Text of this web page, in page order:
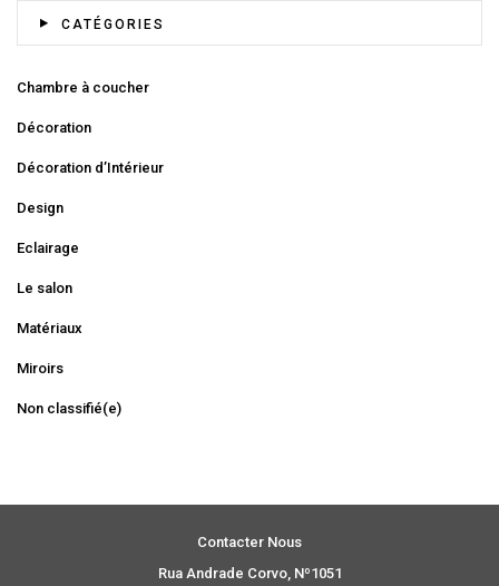
CATÉGORIES
Chambre à coucher
Décoration
Décoration d’Intérieur
Design
Eclairage
Le salon
Matériaux
Miroirs
Non classifié(e)
Contacter Nous
Rua Andrade Corvo, Nº1051